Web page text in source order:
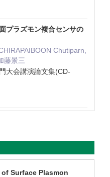
プラズモン複合センサの
Chutiparn,
藤景三
大会講演論文集(CD-
Surface Plasmon